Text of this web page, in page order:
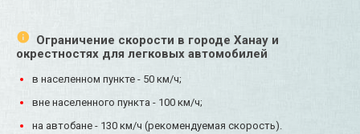
Ограничение скорости в городе Ханау и
окрестностях для легковых автомобилей
в населенном пункте - 50 км/ч;
вне населенного пункта - 100 км/ч;
на автобане - 130 км/ч (рекомендуемая скорость).